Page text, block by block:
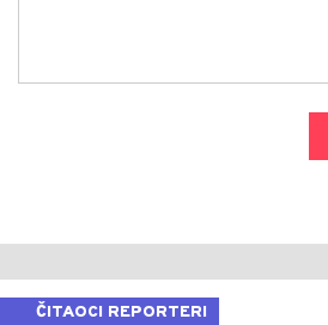
ČITAOCI REPORTERI